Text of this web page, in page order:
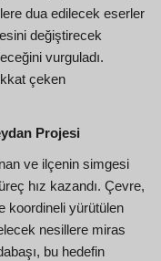
dua edilecek eserler
değiştirecek
vurguladı.
çeken
Projesi
ve ilçenin simgesi
hız kazandı. Çevre,
koordineli yürütülen
nesillere miras
bu hedefin